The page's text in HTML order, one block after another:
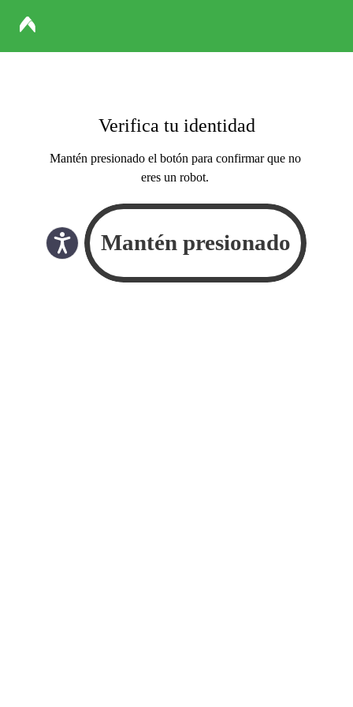
Verifica tu identidad
Mantén presionado el botón para confirmar que no
eres un robot.